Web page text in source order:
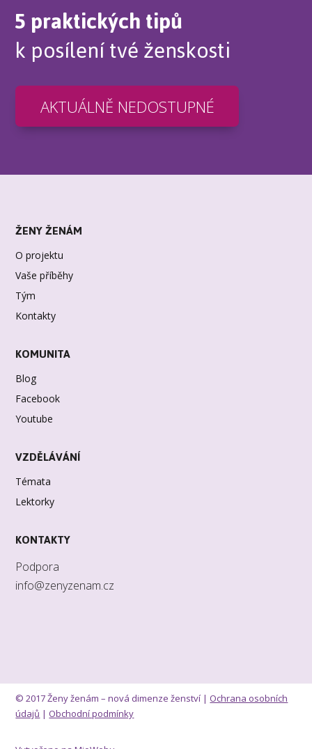
5 praktických tipů
k posílení tvé ženskosti
AKTUÁLNĚ NEDOSTUPNÉ
ŽENY ŽENÁM
O projektu
Vaše příběhy
Tým
Kontakty
KOMUNITA
Blog
Facebook
Youtube
VZDĚLÁVÁNÍ
Témata
Lektorky
KONTAKTY
Podpora
info@zenyzenam.cz
© 2017 Ženy ženám – nová dimenze ženství | Ochrana osobních
údajů | Obchodní podmínky